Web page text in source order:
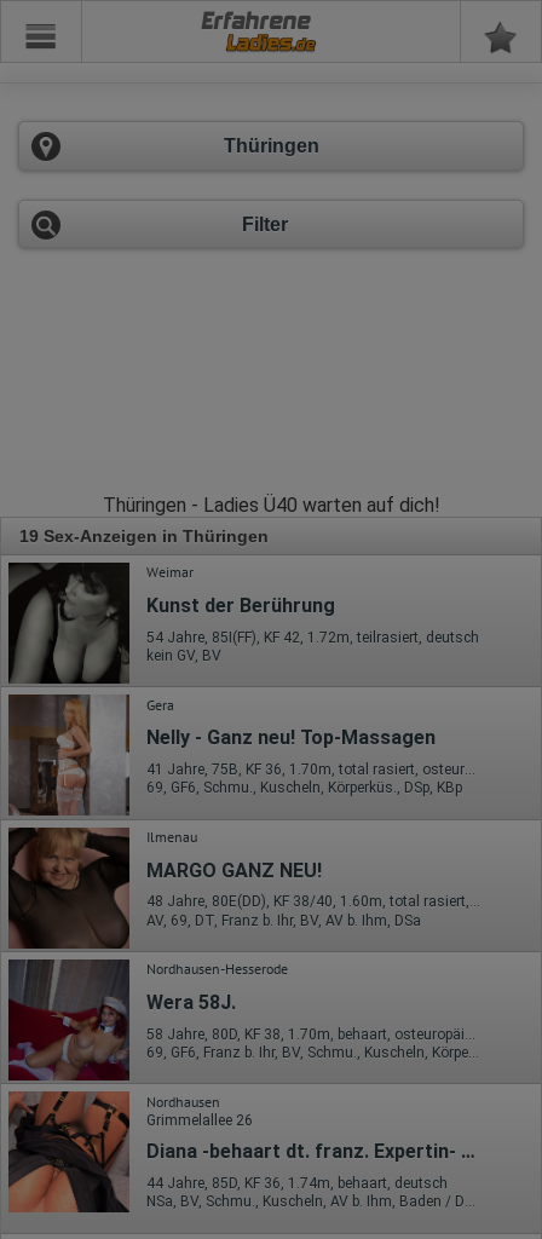
Erfahrene
Thüringen
Filter
Thüringen - Ladies Ü40 warten auf dich!
19 Sex-Anzeigen in Thüringen
Weimar
Kunst der Berührung
54 Jahre, 85I(FF), KF 42, 1.72m, teilrasiert, deutsch
kein GV, BV
Gera
Nelly - Ganz neu! Top-Massagen
41 Jahre, 75B, KF 36, 1.70m, total rasiert, osteuropäisch
69, GF6, Schmu., Kuscheln, Körperküs., DSp, KBp
Ilmenau
MARGO GANZ NEU!
48 Jahre, 80E(DD), KF 38/40, 1.60m, total rasiert, osteuropäisch
AV, 69, DT, Franz b. Ihr, BV, AV b. Ihm, DSa
Nordhausen-Hesserode
Wera 58J.
69, GF6, Franz b. Ihr, BV, Schmu., Kuscheln, Körperküs., AV b. Ihm
Nordhausen
Grimmelallee 26
Diana -behaart dt. franz. Expertin- Nur Anrufe
44 Jahre, 85D, KF 36, 1.74m, behaart, deutsch
NSa, BV, Schmu., Kuscheln, AV b. Ihm, Baden / Duschen